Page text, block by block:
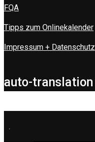
FQA
Tipps zum Onlinekalender
Impressum + Datenschutz
auto-translation
.